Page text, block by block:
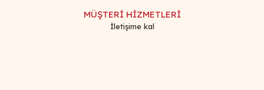
MÜŞTERİ HİZMETLERİ
İletişime kal